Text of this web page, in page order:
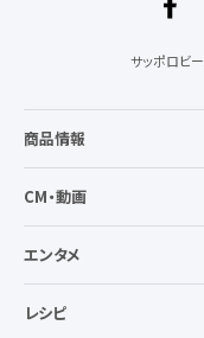
サッポロビ
商品情報
CM・動画
エンタメ
レシピ